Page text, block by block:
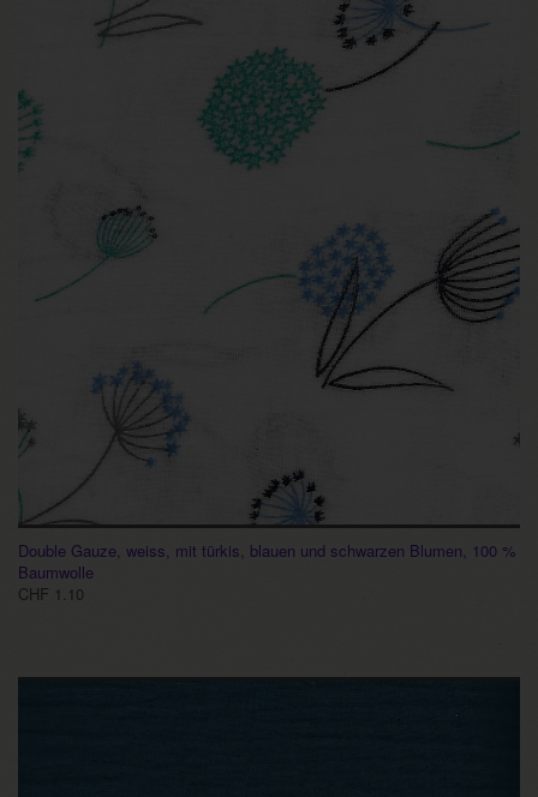
Double Gauze, weiss, mit türkis, blauen und schwarzen Blumen, 100 %
Baumwolle
CHF 1.10